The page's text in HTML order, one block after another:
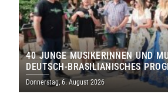
40 JUNGE MUSIKERINNEN UND
DEUTSCH-BRASILIANISCHES
THOLEY
Donnerstag, 6. August 2026